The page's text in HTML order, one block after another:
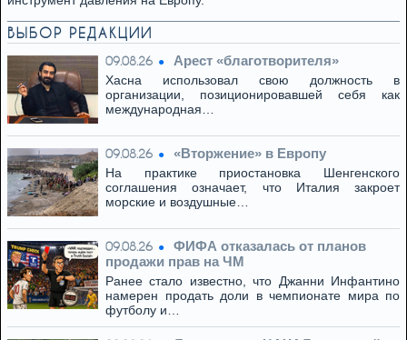
ВЫБОР РЕДАКЦИИ
09.08.26 Арест «благотворителя»
Хасна использовал свою должность в
организации, позиционировавшей себя как
международная…
09.08.26 «Вторжение» в Европу
На практике приостановка Шенгенского
соглашения означает, что Италия закроет
морские и воздушные…
09.08.26
ФИФА отказалась от планов
продажи прав на ЧМ
Ранее стало известно, что Джанни Инфантино
намерен продать доли в чемпионате мира по
футболу и…